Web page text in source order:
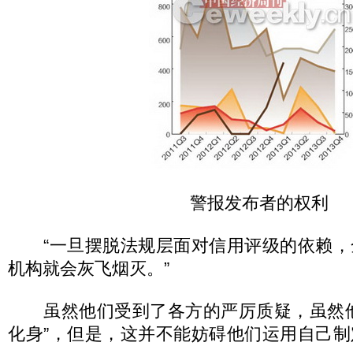
警报发布者的权利
“一旦摆脱法规层面对信用评级的依赖，
机构就会灰飞烟灭。”
虽然他们受到了各方的严厉质疑，虽然
化身”，但是，这并不能妨碍他们运用自己